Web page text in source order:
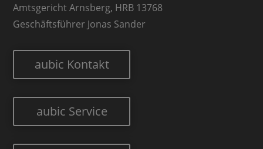
Amtsgericht Arnsberg, HRB 13768
Geschäftsführer Jonas Sander
aubic Kontakt
aubic Service